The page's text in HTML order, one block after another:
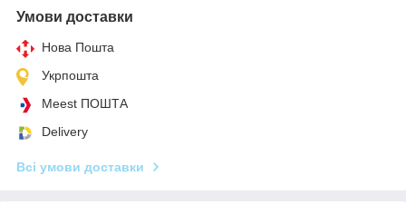
Умови доставки
Нова Пошта
Укрпошта
Meest ПОШТА
Delivery
Всі умови доставки